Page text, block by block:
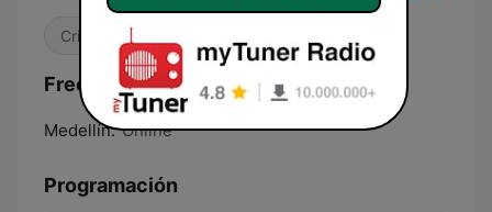
Cristiana
Frecuencias Voces Marianas:
Medellín: Online
Programación